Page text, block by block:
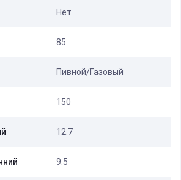
Нет
85
Пивной/Газовый
150
12.7
9.5